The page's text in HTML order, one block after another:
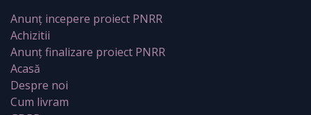
Anunț incepere proiect PNRR
Achizitii
Anunț finalizare proiect PNRR
Acasă
Despre noi
Cum livram